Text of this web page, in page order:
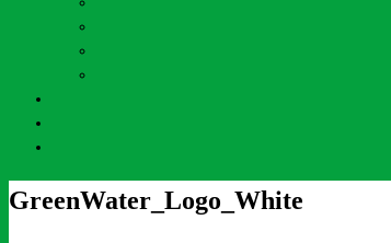
GreenWater_Logo_White